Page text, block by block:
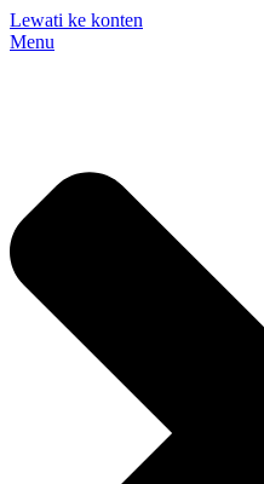
Lewati ke konten
Menu